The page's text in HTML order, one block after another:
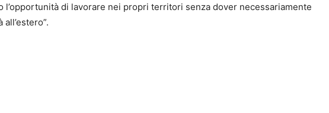
l’opportunità di lavorare nei propri territori senza dover necessariamente